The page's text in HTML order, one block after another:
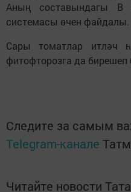
Аның составындагы В
системасы өчен файдалы.
Сары томатлар итләч
фитофторозга да
Следите за самым
Telegram-канале
Читайте новости